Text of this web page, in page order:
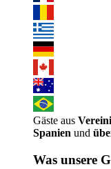
Gäste aus
Spanien und
Was unsere